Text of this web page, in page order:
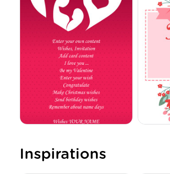
Inspirations